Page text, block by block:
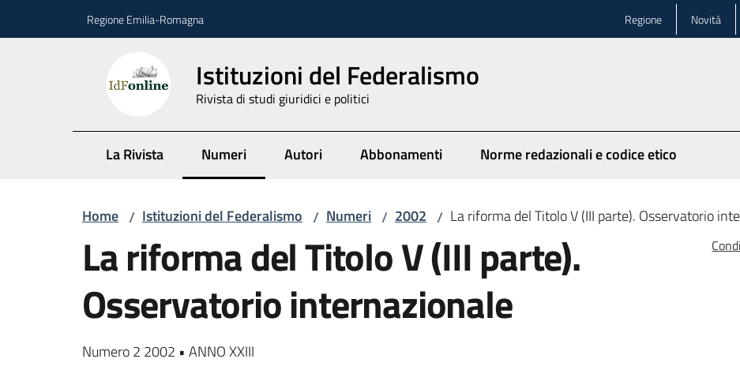
Regione Emilia-Romagna Regione Novità
Istituzioni del Federalismo
Rivista di studi giuridici e politici
La Rivista Numeri
Menu selezionato
Autori Abbonamenti Norme redazionali e codice etico
Home / Istituzioni del Federalismo / Numeri / 2002 / La riforma del Titolo V (III parte). Osservatorio
La riforma del Titolo V (III parte).
Osservatorio internazionale
Numero 2 2002 • ANNO XXIII